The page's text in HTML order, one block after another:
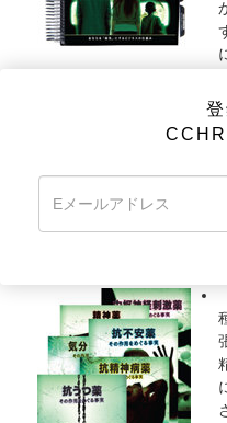
れます。精神医療と製薬
入り込み、問題を解決す
いと多くの人々に信じ込
向精神薬の種類別に作成
す。教育者のためのガイ
解説する用語集や、授業